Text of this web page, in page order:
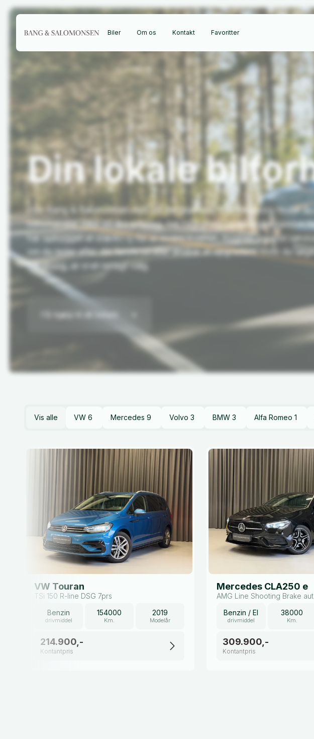
Biler Om os Kontakt Favoritter
Din lokale
Hos Bang & Salomonsen ApS på Bergsøesvej 1D i Silkeborg finder du
bilforhandler med 30 års erfaring, høj faglighed og en ægte passion
har opbygget et stærkt ry for at levere kvalitet, tryghed og god
om du leder efter din første bil eller ønsker at opgradere. Hvis du
Silkeborg, er vi et oplagt valg.
Få hjælp til dit bilkøb
Vis alle VW 6 Mercedes 9 Volvo 3 BMW 3 Alfa Romeo 1
VW Touran
TSi 150 R-line DSG 7prs
Benzin
drivmiddel
154000
Km.
2019
Modelår
214.900,-
Kontantpris
Mercedes CLA250 e
AMG Line Shooting Brake aut.
Benzin / El
drivmiddel
38000
Km.
309.900,-
Kontantpris